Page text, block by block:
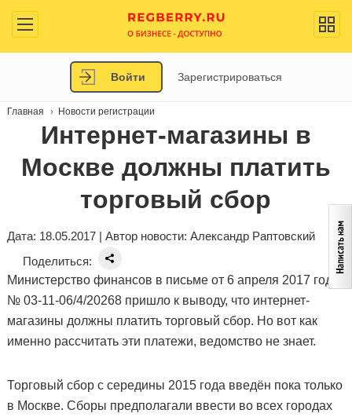
Войти Зарегистрироваться
Главная Новости регистрации
Интернет-магазины в
Москве должны платить
торговый сбор
Дата: 18.05.2017 | Автор новости: Александр Раптовский
Поделиться:
Министерство финансов в письме от 6 апреля 2017 года
№ 03-11-06/4/20268 пришло к выводу, что интернет-
магазины должны платить торговый сбор. Но вот как
именно рассчитать эти платежи, ведомство не знает.
Торговый сбор с середины 2015 года введён пока только
в Москве. Сборы предполагали ввести во всех городах